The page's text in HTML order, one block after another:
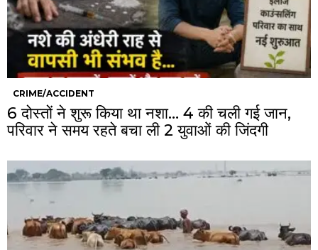
CRIME/ACCIDENT
6 दोस्तों ने शुरू किया था नशा… 4 की चली गई जान,
परिवार ने समय रहते बचा ली 2 युवाओं की जिंदगी